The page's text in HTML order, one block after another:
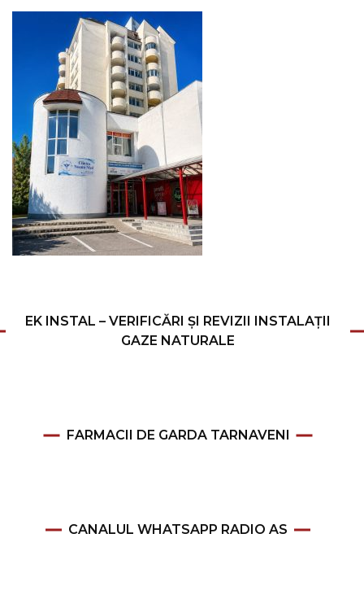
EK INSTAL – VERIFICĂRI ȘI REVIZII INSTALAȚII
GAZE NATURALE
FARMACII DE GARDA TARNAVENI
CANALUL WHATSAPP RADIO AS